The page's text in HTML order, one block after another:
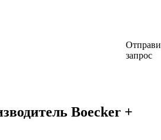
запрос
Boecker +